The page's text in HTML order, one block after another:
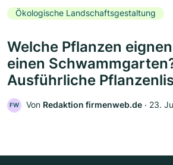
Ökologische Landschaftsgestaltung
Welche Pflanzen
einen
Ausführliche
FW Von Redaktion firmenweb.de ‧ 23.